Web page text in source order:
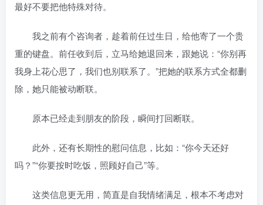
最好不要把他特殊对待。
我之前有个咨询者，趁着前任过生日，给他寄了一个贵
重的键盘。前任收到后，立马给她退回来，跟她说：“你别再
我身上花心思了，我们也别联系了。”把她的联系方式全都删
除，她只能被动断联。
原本已经走到朋友的阶段，瞬间打回断联。
此外，还有长期性的慰问信息，比如：“你今天还好
吗？”“你要按时吃饭，照顾好自己”等。
这类信息更无用，简直是自我情绪满足，根本不考虑对